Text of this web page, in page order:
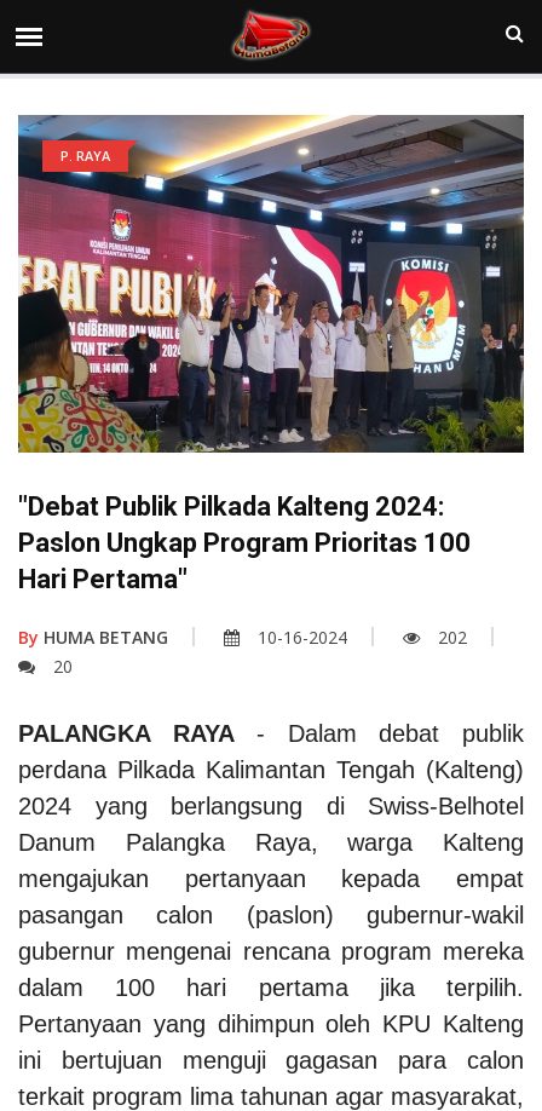
P. RAYA
"Debat Publik Pilkada Kalteng 2024:
Paslon Ungkap Program Prioritas 100
Hari Pertama"
By HUMA BETANG 10-16-2024
202
20
PALANGKA RAYA- Dalam debat publik
perdana Pilkada Kalimantan Tengah (Kalteng)
2024 yang berlangsung di Swiss-Belhotel
Danum Palangka Raya, warga Kalteng
mengajukan pertanyaan kepada empat
pasangan calon (paslon) gubernur-wakil
gubernur mengenai rencana program mereka
dalam 100 hari pertama jika terpilih.
Pertanyaan yang dihimpun oleh KPU Kalteng
ini bertujuan menguji gagasan para calon
terkait program lima tahunan agar masyarakat,